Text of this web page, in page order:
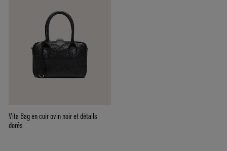
Vita Bag en cuir ovin noir et détails
dorés